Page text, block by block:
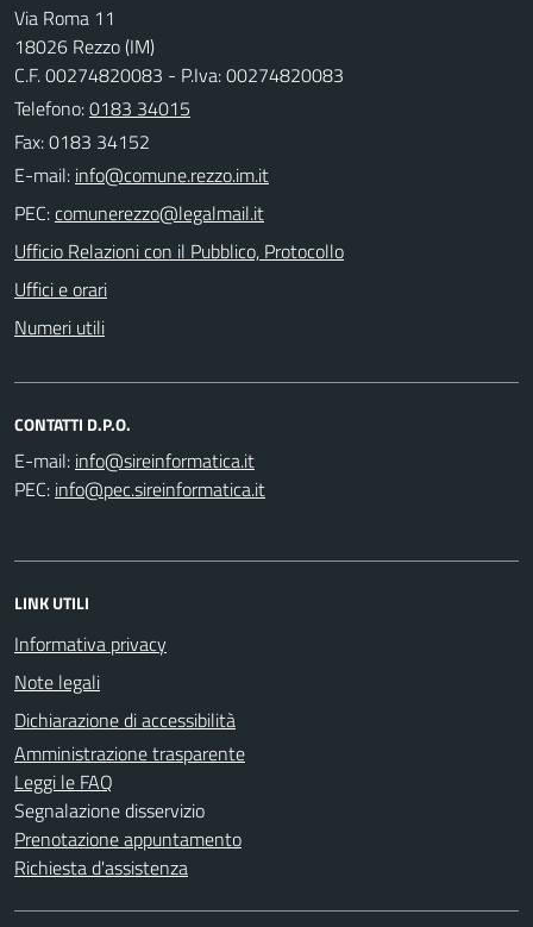
Via Roma 11
18026 Rezzo (IM)
C.F. 00274820083 - P.Iva: 00274820083
Telefono:0183 34015
Fax: 0183 34152
E-mail:
PEC:
Ufficio Relazioni con il Pubblico, Protocollo
Uffici e orari
Numeri utili
CONTATTI D.P.O.
E-mail:
PEC:
LINK UTILI
Informativa privacy
Note legali
Dichiarazione di accessibilità
Amministrazione trasparente
Leggi le FAQ
Segnalazione disservizio
Prenotazione appuntamento
Richiesta d'assistenza